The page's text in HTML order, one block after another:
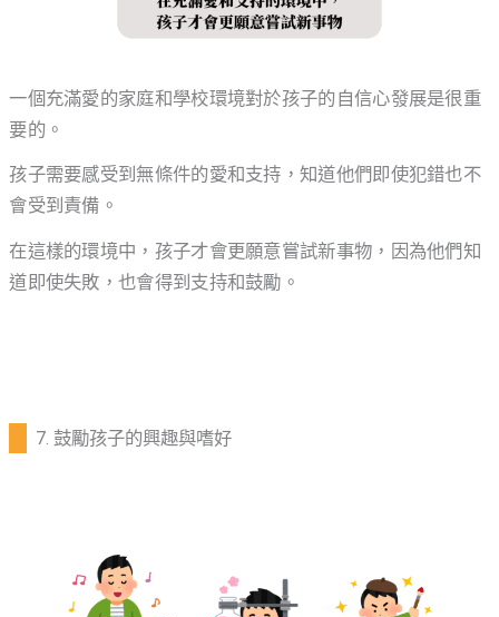
一個充滿愛的家庭和學校環境對於孩子的自信心發展是很重
要的。
孩子需要感受到無條件的愛和支持，知道他們即使犯錯也不
會受到責備。
在這樣的環境中，孩子才會更願意嘗試新事物，因為他們知
道即使失敗，也會得到支持和鼓勵。
7. 鼓勵孩子的興趣與嗜好